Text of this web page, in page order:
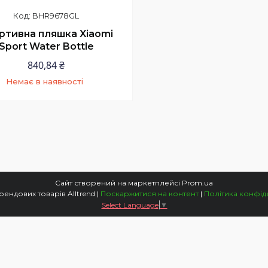
BHR9678GL
пляшка Xiaomi
Water Bottle
840,84 ₴
Немає в наявності
Сайт створений на маркетплейсі Prom.ua
Магазин трендових товарів Alltrend | Поскаржитися на контент | Політика
Select Language ▼